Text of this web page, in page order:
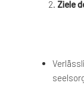
Ziele